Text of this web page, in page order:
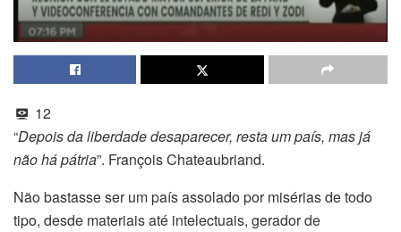
12
“Depois da liberdade desaparecer, resta um país, mas já
não há pátria”. François Chateaubriand.
Não bastasse ser um país assolado por misérias de todo
tipo, desde materiais até intelectuais, gerador de